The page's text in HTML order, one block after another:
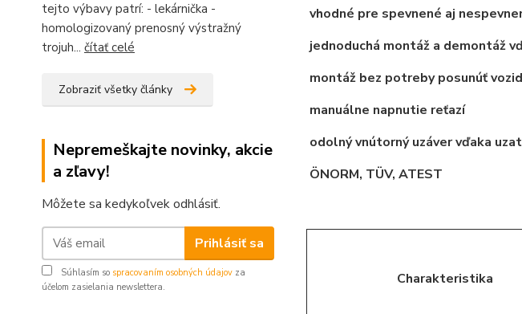
tejto výbavy patrí: - lekárnička -
homologizovaný prenosný výstražný
trojuh... čítať celé
Zobraziť všetky články
Nepremeškajte novinky, akcie
a zľavy!
Môžete sa kedykoľvek odhlásiť.
Prihlásiť sa
Súhlasím so spracovaním osobných údajov za
účelom zasielania newslettera.
vhodné pre spevnené aj
jednoduchá montáž a demontáž
montáž bez potreby posunúť
manuálne napnutie reťazí
odolný vnútorný uzáver vďaka
ÖNORM, TÜV, ATEST
Charakteristika